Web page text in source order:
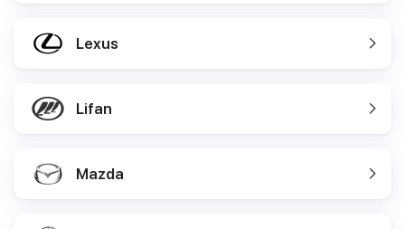
Lexus
Lifan
Mazda